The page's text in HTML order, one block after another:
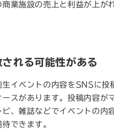
商業施設の売上と利益が上が
れる可能性がある
生イベントの内容をSNSに投
スがあります。投稿内容が
ビ、雑誌などでイベントの内
できます。